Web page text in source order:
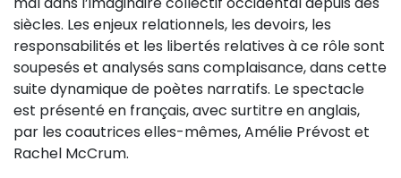
siècles. Les enjeux relationnels, les devoirs, les
responsabilités et les libertés relatives à ce rôle sont
soupesés et analysés sans complaisance, dans cette
suite dynamique de poètes narratifs. Le spectacle
est présenté en français, avec surtitre en anglais,
par les coautrices elles-mêmes, Amélie Prévost et
Rachel McCrum.